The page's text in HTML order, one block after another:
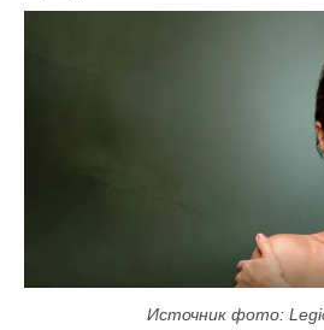
Источник фото: